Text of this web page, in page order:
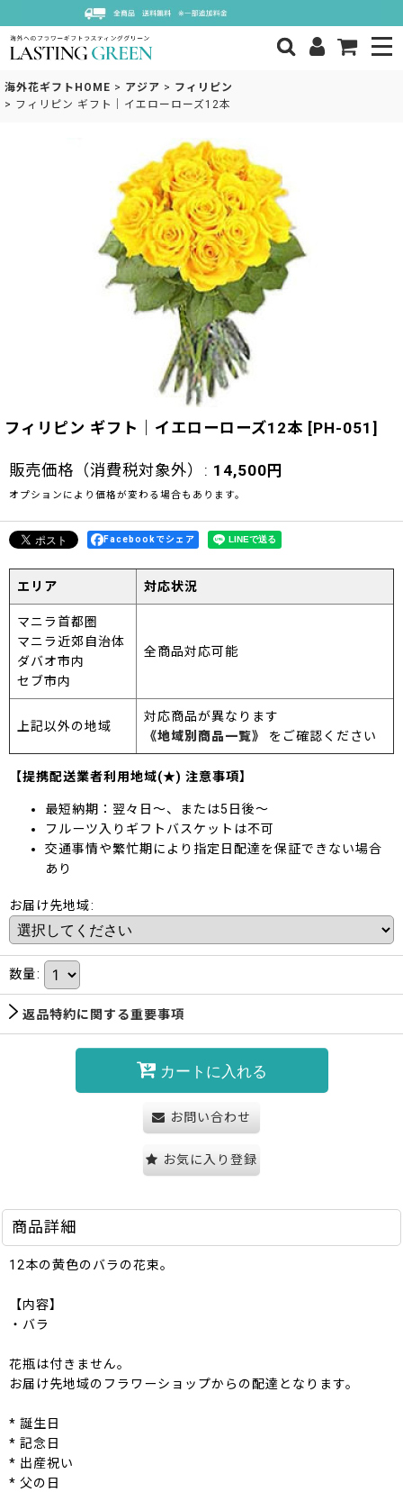
海外花ギフトHOME > アジア > フィリピン
> フィリピン ギフト｜イエローローズ12本
フィリピン ギフト｜イエローローズ12本 [PH-051 ]
販売価格（消費税対象外） : 14,500 円
オプションにより価格が変わる場合もあります。
Facebookでシェア
エリア 対応状況
マニラ首都圏
マニラ近郊自治体
ダバオ市内
セブ市内
全商品対応可能
上記以外の地域
対応商品が異なります
《地域別商品一覧》
をご確認ください
【提携配送業者利用地域(★) 注意事項】
最短納期：翌々日～、または5日後～
フルーツ入りギフトバスケットは不可
交通事情や繁忙期により指定日配達を保証できない場合
あり
お届け先地域:
数量:
返品特約に関する重要事項
カートに入れる
お問い合わせ
お気に入り登録
商品詳細
12本の黄色のバラの花束。
【内容】
・バラ
花瓶は付きません。
お届け先地域のフラワーショップからの配達となります。
* 誕生日
* 記念日
* 出産祝い
* 父の日